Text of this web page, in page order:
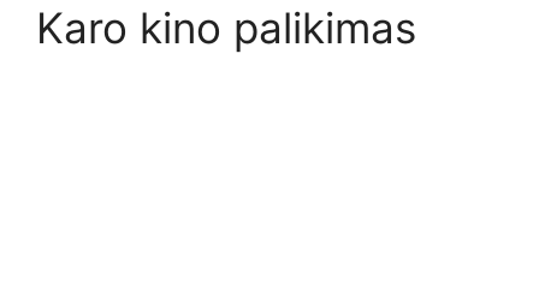
Karo kino palikimas